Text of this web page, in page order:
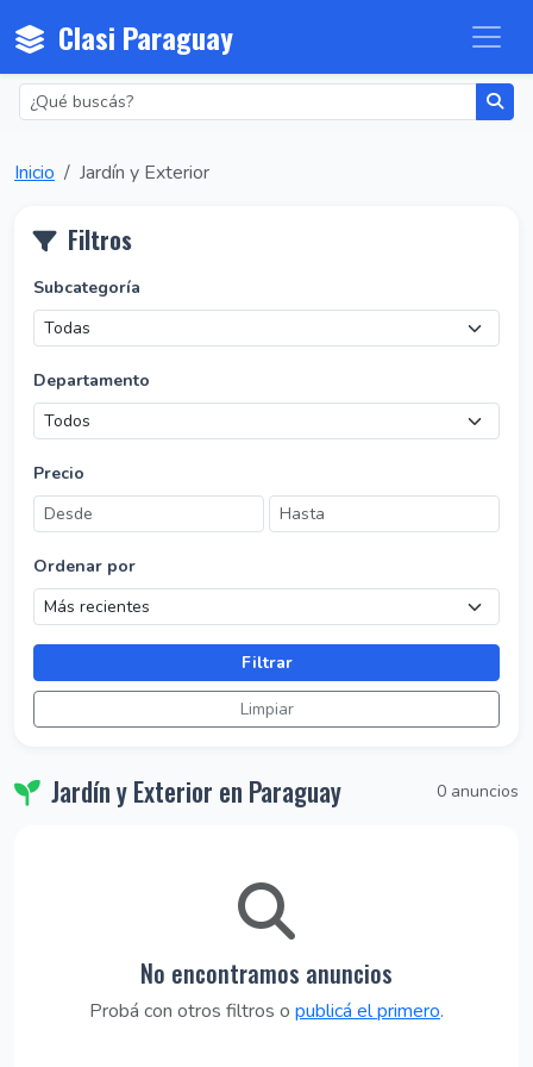
Clasi Paraguay
Inicio Jardín y Exterior
Filtros
Subcategoría
Departamento
Precio
Ordenar por
Filtrar
Limpiar
Jardín y Exterior en Paraguay 0 anuncios
No encontramos anuncios
Probá con otros filtros o publicá el primero.